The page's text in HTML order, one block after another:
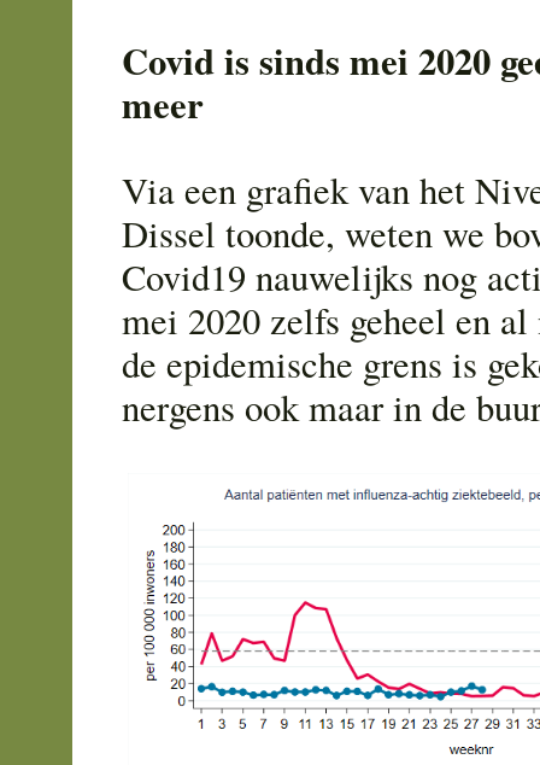
Covid is sinds mei 2020
meer
Via een grafiek van het
Dissel toonde, weten we
Covid19 nauwelijks nog
mei 2020 zelfs geheel en
de epidemische grens is
nergens ook maar in de